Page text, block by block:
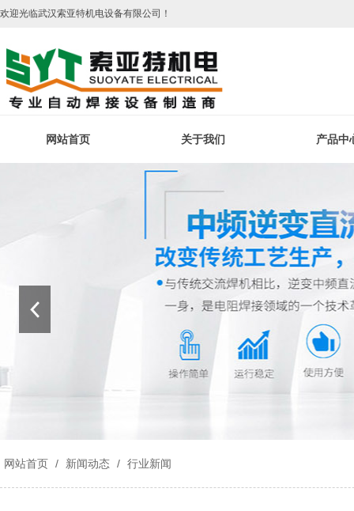
欢迎光临武汉索亚特机电设备有限公司！
网站首页 关于我们 产品中
网站首页 / 新闻动态 / 行业新闻